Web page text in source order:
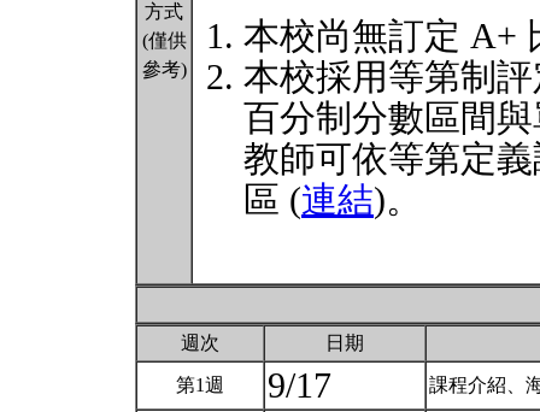
方式
(僅供
參考)
本校尚無訂定 A+
本校採用等第制
百分制分數區間
教師可依等第定
區 (連結)。
週次 日期
第1週 9/17 課程介紹、